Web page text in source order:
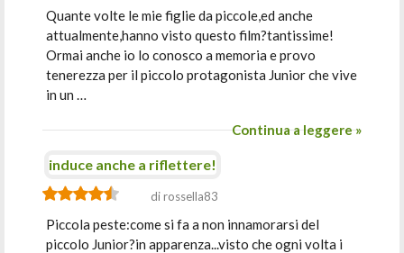
Quante volte le mie figlie da piccole,ed anche
attualmente,hanno visto questo film?tantissime!
Ormai anche io lo conosco a memoria e provo
tenerezza per il piccolo protagonista Junior che vive
in un …
Continua a leggere »
induce anche a riflettere!
di rossella83
Piccola peste:come si fa a non innamorarsi del
piccolo Junior?in apparenza...visto che ogni volta i